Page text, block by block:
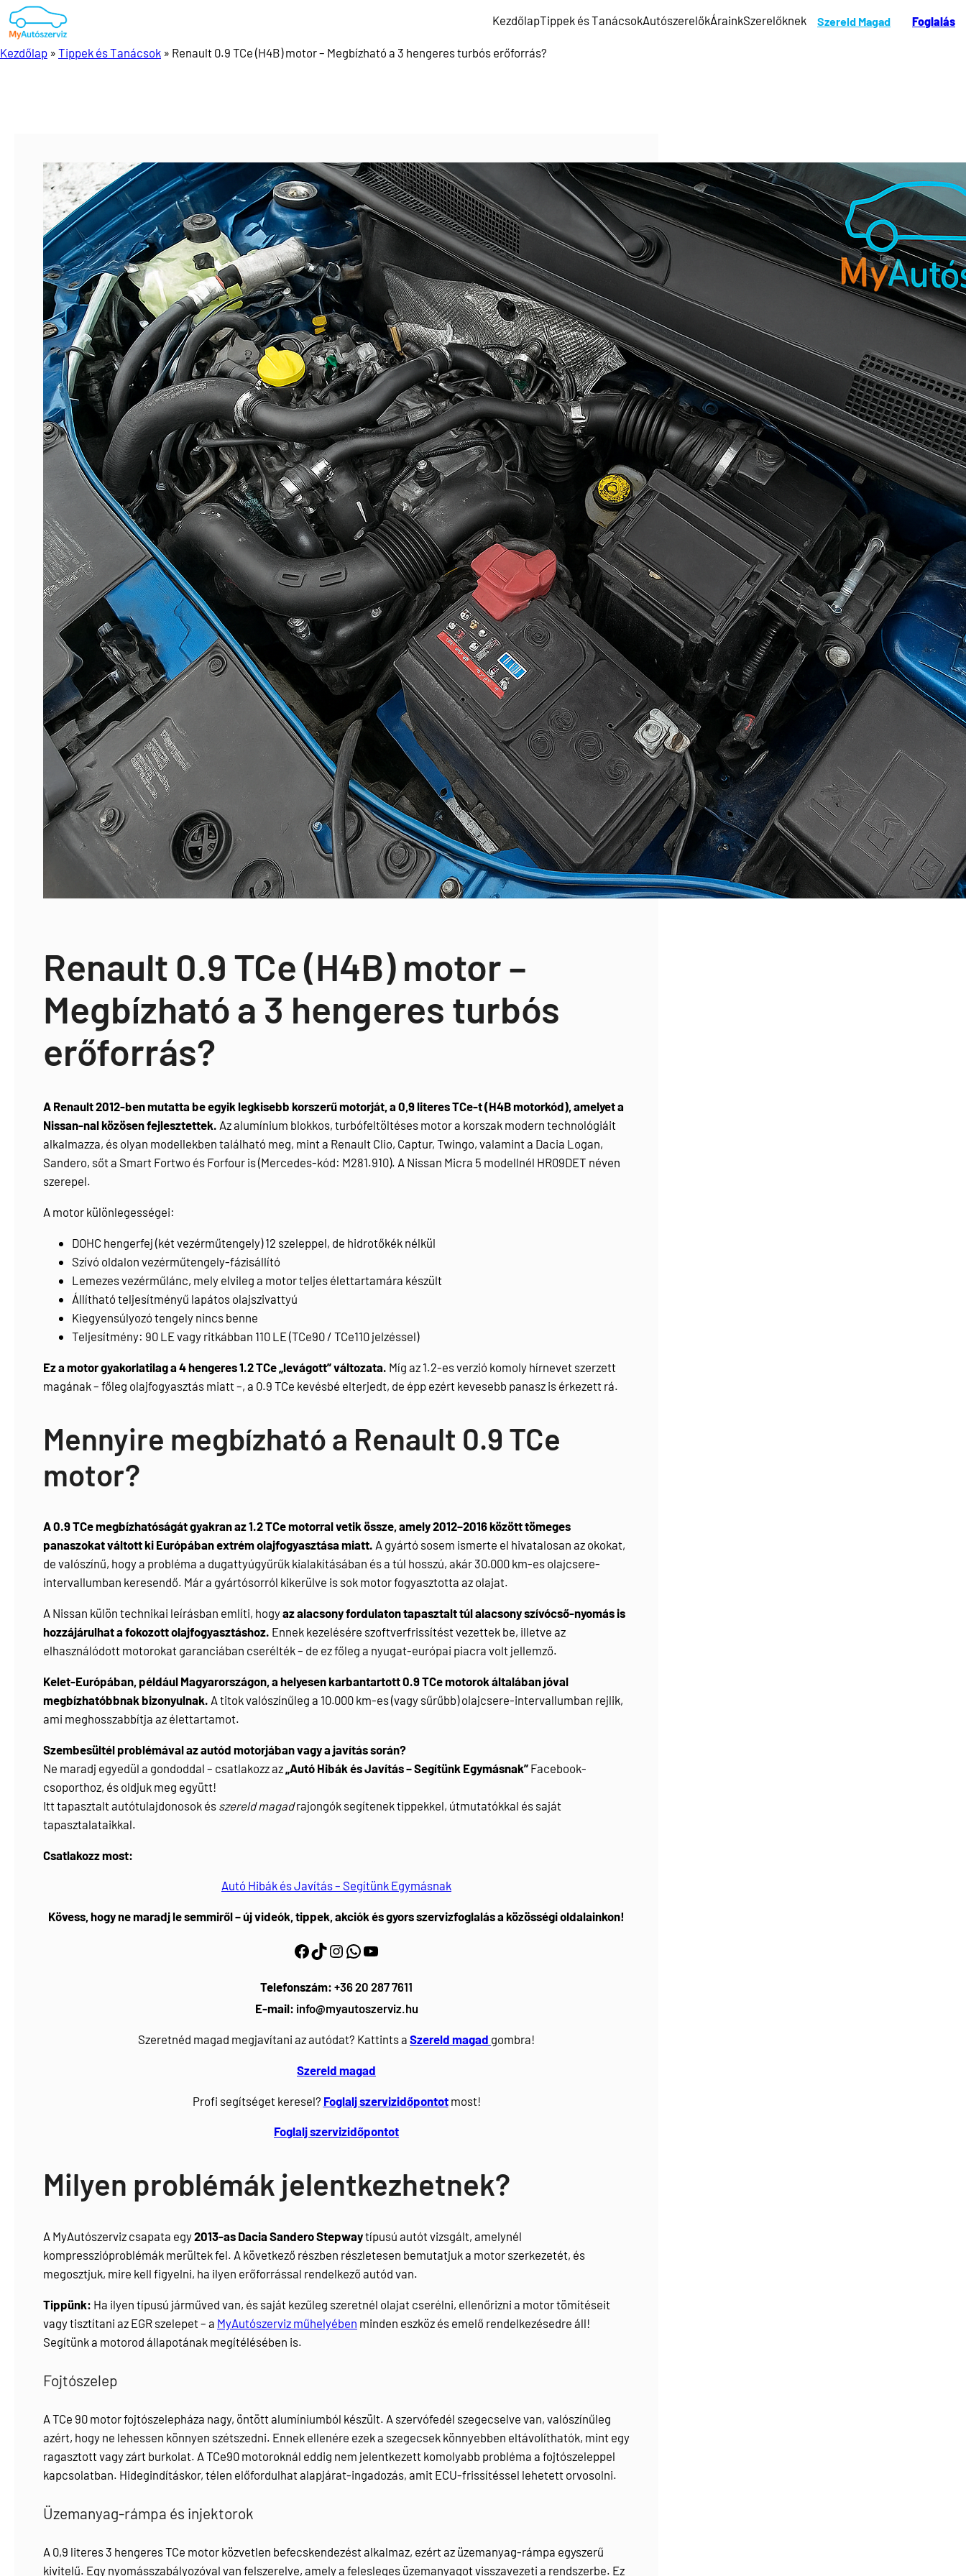
Ugrás
tartalomhoz
KezdőlapTippek és TanácsokAutószerelőkÁrainkSzerelőknek Szereld Magad Foglalás
Kezdőlap » Tippek és Tanácsok » Renault 0.9 TCe (H4B) motor – Megbízható a 3 hengeres turbós erőforrás?
Renault 0.9 TCe (H4B) motor –
Megbízható a 3 hengeres turbós
erőforrás?
A Renault 2012-ben mutatta be egyik legkisebb korszerű motorját, a 0,9 literes TCe-t (H4B motorkód), amelyet a
Nissan-nal közösen fejlesztettek. Az alumínium blokkos, turbófeltöltéses motor a korszak modern technológiáit
alkalmazza, és olyan modellekben található meg, mint a Renault Clio, Captur, Twingo, valamint a Dacia Logan,
Sandero, sőt a Smart Fortwo és Forfour is (Mercedes-kód: M281.910). A Nissan Micra 5 modellnél HR09DET néven
szerepel.
A motor különlegességei:
DOHC hengerfej (két vezérműtengely) 12 szeleppel, de hidrotőkék nélkül
Szívó oldalon vezérműtengely-fázisállító
Lemezes vezérműlánc, mely elvileg a motor teljes élettartamára készült
Állítható teljesítményű lapátos olajszivattyú
Kiegyensúlyozó tengely nincs benne
Teljesítmény: 90 LE vagy ritkábban 110 LE (TCe90 / TCe110 jelzéssel)
Ez a motor gyakorlatilag a 4 hengeres 1.2 TCe „levágott” változata. Míg az 1.2-es verzió komoly hírnevet szerzett
magának – főleg olajfogyasztás miatt –, a 0.9 TCe kevésbé elterjedt, de épp ezért kevesebb panasz is érkezett rá.
Mennyire megbízható a Renault 0.9 TCe
motor?
A 0.9 TCe megbízhatóságát gyakran az 1.2 TCe motorral vetik össze, amely 2012–2016 között tömeges
panaszokat váltott ki Európában extrém olajfogyasztása miatt. A gyártó sosem ismerte el hivatalosan az okokat,
de valószínű, hogy a probléma a dugattyúgyűrűk kialakításában és a túl hosszú, akár 30.000 km-es olajcsere-
intervallumban keresendő. Már a gyártósorról kikerülve is sok motor fogyasztotta az olajat.
A Nissan külön technikai leírásban említi, hogyaz alacsony fordulaton tapasztalt túl alacsony szívócső-nyomás is
hozzájárulhat a fokozott olajfogyasztáshoz. Ennek kezelésére szoftverfrissítést vezettek be, illetve az
elhasználódott motorokat garanciában cserélték – de ez főleg a nyugat-európai piacra volt jellemző.
Kelet-Európában, például Magyarországon, a helyesen karbantartott 0.9 TCe motorok általában jóval
megbízhatóbbnak bizonyulnak. A titok valószínűleg a 10.000 km-es (vagy sűrűbb) olajcsere-intervallumban rejlik,
ami meghosszabbítja az élettartamot.
Szembesültél problémával az autód motorjában vagy a javítás során?
Ne maradj egyedül a gondoddal – csatlakozz az „Autó Hibák és Javítás – Segítünk Egymásnak” Facebook-
csoporthoz, és oldjuk meg együtt!
Itt tapasztalt autótulajdonosok és szereld magadrajongók segítenek tippekkel, útmutatókkal és saját
tapasztalataikkal.
Csatlakozz most:
Autó Hibák és Javítás – Segítünk Egymásnak
Kövess, hogy ne maradj le semmiről – új videók, tippek, akciók és gyors szervizfoglalás a közösségi oldalainkon!
Facebook https://www.tiktok.com/@myautoszerviz.hu https://www.instagram.com/myautoszerviz.hu/ wa.me/36202877611 YouTube
Telefonszám: +36 20 287 7611
E-mail: info@myautoszerviz.hu
Szeretnéd magad megjavítani az autódat? Kattints a Szereld magad gombra!
Szereld magad
Profi segítséget keresel? Foglaljszervizidőpontot most!
Foglalj szervizidőpontot
Milyen problémák jelentkezhetnek?
A MyAutószerviz csapata egy2013-as Dacia Sandero Stepwaytípusú autót vizsgált, amelynél
kompresszióproblémák merültek fel. A következő részben részletesen bemutatjuk a motor szerkezetét, és
megosztjuk, mire kell figyelni, ha ilyen erőforrással rendelkező autód van.
Tippünk: Ha ilyen típusú járműved van, és saját kezűleg szeretnél olajat cserélni, ellenőrizni a motor tömítéseit
vagy tisztítani az EGR szelepet – a MyAutószerviz műhelyében minden eszköz és emelő rendelkezésedre áll!
Segítünk a motorod állapotának megítélésében is.
Fojtószelep
A TCe 90 motor fojtószelepháza nagy, öntött alumíniumból készült. A szervófedél szegecselve van, valószínűleg
azért, hogy ne lehessen könnyen szétszedni. Ennek ellenére ezek a szegecsek könnyebben eltávolíthatók, mint egy
ragasztott vagy zárt burkolat. A TCe90 motoroknál eddig nem jelentkezett komolyabb probléma a fojtószeleppel
kapcsolatban. Hidegindításkor, télen előfordulhat alapjárat-ingadozás, amit ECU-frissítéssel lehetett orvosolni.
Üzemanyag-rámpa és injektorok
A 0,9 literes 3 hengeres TCe motor közvetlen befecskendezést alkalmaz, ezért az üzemanyag-rámpa egyszerű
kivitelű. Egy nyomásszabályozóval van felszerelve, amely a felesleges üzemanyagot visszavezeti a rendszerbe. Ez